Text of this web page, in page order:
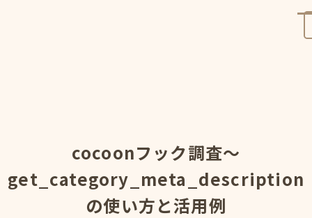
cocoonフック調査～
get_category_meta_description
の使い方と活用例